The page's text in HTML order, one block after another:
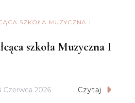
SZKOŁA MUZYCZNA I
szkoła Muzyczna I
Czerwca 2026 Czytaj